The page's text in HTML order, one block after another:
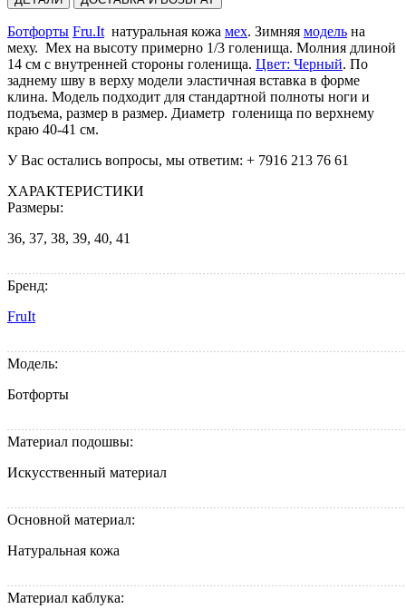
Ботфорты Fru.It натуральная кожа мех. Зимняя модель на
меху. Мех на высоту примерно 1/3 голенища. Молния длиной
14 см c внутренней стороны голенища. Цвет: Черный. По
заднему шву в верху модели эластичная вставка в форме
клина. Модель подходит для стандартной полноты ноги и
подъема, размер в размер. Диаметр голенища по верхнему
краю 40-41 см.
У Вас остались вопросы, мы ответим: + 7916 213 76 61
ХАРАКТЕРИСТИКИ
Размеры:
36, 37, 38, 39, 40, 41
Бренд:
FruIt
Модель:
Ботфорты
Материал подошвы:
Искусственный материал
Основной материал:
Натуральная кожа
Материал каблука: